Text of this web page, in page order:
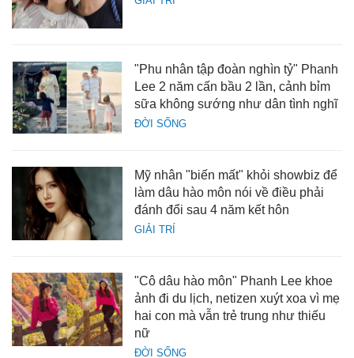
ĐỜI SỐNG
"Phu nhân tập đoàn nghìn tỷ" Phanh
Lee 2 năm cấn bầu 2 lần, cảnh bỉm
sữa không sướng như dân tình nghĩ
GIẢI TRÍ
Mỹ nhân "biến mất" khỏi showbiz để
làm dâu hào môn nói về điều phải
đánh đổi sau 4 năm kết hôn
ĐỜI SỐNG
"Cô dâu hào môn" Phanh Lee khoe
ảnh đi du lịch, netizen xuýt xoa vì mẹ
hai con mà vẫn trẻ trung như thiếu
nữ